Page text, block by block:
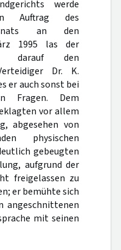
werde
Auftrag des
an den
1995 las der
darauf den
Dr. K.
er auch sonst bei
Fragen. Dem
vor allem
abgesehen von
physischen
gebeugten
aufgrund der
freigelassen zu
er bemühte sich
angeschnittenen
mit seinen